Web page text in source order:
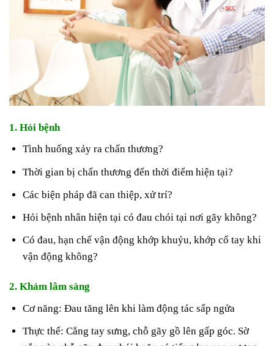
1. Hỏi bệnh
Tình huống xảy ra chấn thương?
Thời gian bị chấn thương đến thời điểm hiện tại?
Các biện pháp đã can thiệp, xử trí?
Hỏi bệnh nhân hiện tại có đau chói tại nơi gãy không?
Có đau, hạn chế vận động khớp khuỷu, khớp cổ tay khi
vận động không?
2. Khám lâm sàng
Cơ năng: Đau tăng lên khi làm động tác sấp ngửa
Thực thể: Cẳng tay sưng, chỗ gãy gồ lên gấp góc. Sờ